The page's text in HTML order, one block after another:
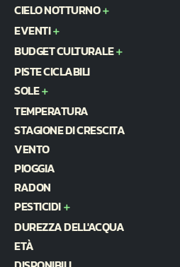
CIELO NOTTURNO
EVENTI
BUDGET CULTURALE
PISTE CICLABILI
SOLE
TEMPERATURA
STAGIONE DI CRESCITA
VENTO
PIOGGIA
RADON
PESTICIDI
DUREZZA DELL'ACQUA
ETÀ